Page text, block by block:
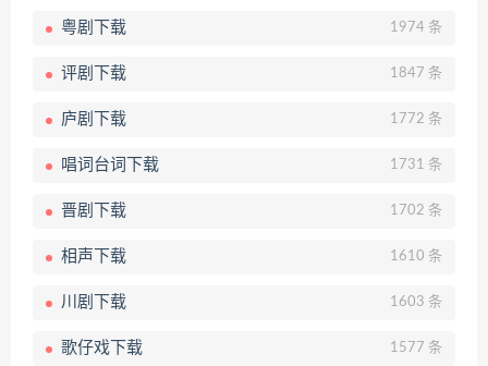
粤剧下载 1974 条
评剧下载 1847 条
庐剧下载 1772 条
唱词台词下载 1731 条
晋剧下载 1702 条
相声下载 1610 条
川剧下载 1603 条
歌仔戏下载 1577 条